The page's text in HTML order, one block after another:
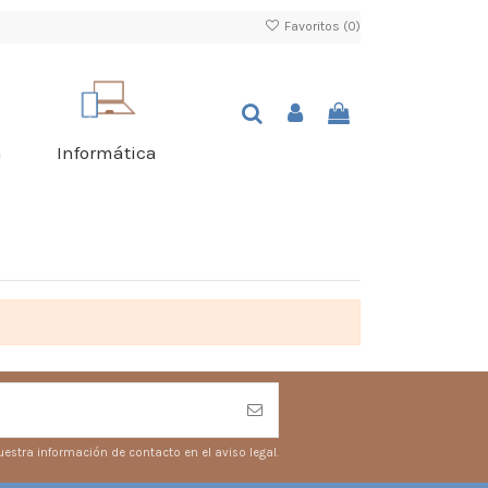
Favoritos (0)
Informática
información de contacto en el aviso legal.